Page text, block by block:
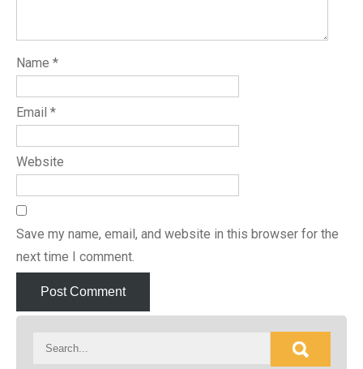
Name *
Email *
Website
Save my name, email, and website in this browser for the
next time I comment.